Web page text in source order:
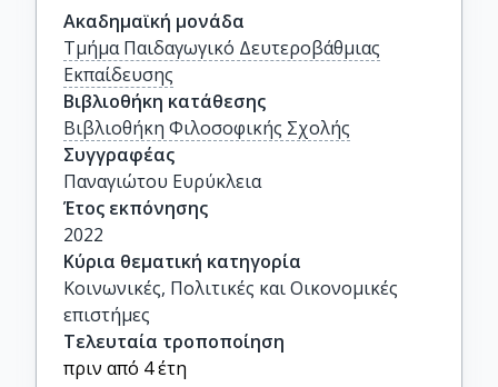
Ακαδημαϊκή μονάδα
Τμήμα Παιδαγωγικό Δευτεροβάθμιας
Εκπαίδευσης
Βιβλιοθήκη κατάθεσης
Βιβλιοθήκη Φιλοσοφικής Σχολής
Συγγραφέας
Παναγιώτου Ευρύκλεια
Έτος εκπόνησης
2022
Κύρια θεματική κατηγορία
Κοινωνικές, Πολιτικές και Οικονομικές
επιστήμες
Τελευταία τροποποίηση
πριν από 4 έτη